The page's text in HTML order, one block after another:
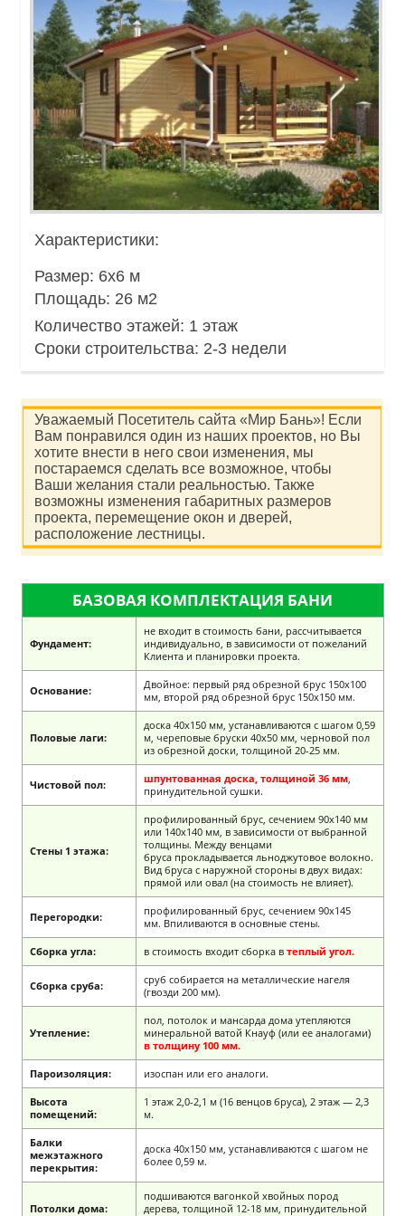
Характеристики:
Размер: 6х6 м
Площадь: 26 м2
Количество этажей: 1 этаж
Сроки строительства: 2-3 недели
Уважаемый Посетитель сайта «Мир Бань»! Если
Вам понравился один из наших проектов, но Вы
хотите внести в него свои изменения, мы
постараемся сделать все возможное, чтобы
Ваши желания стали реальностью. Также
возможны изменения габаритных размеров
проекта, перемещение окон и дверей,
расположение лестницы.
БАЗОВАЯ КОМПЛЕКТАЦИЯ БАНИ
Фундамент:
не входит в стоимость бани, рассчитывается
индивидуально, в зависимости от пожеланий
Клиента и планировки проекта.
Основание:
Двойное: первый ряд обрезной брус 150х100
мм, второй ряд обрезной брус 150х150 мм.
Половые лаги:
доска 40х150 мм, устанавливаются с шагом 0,59
м, череповые бруски 40х50 мм, черновой пол
из обрезной доски, толщиной 20-25 мм.
Чистовой пол: шпунтованная доска, толщиной 36 мм,
принудительной сушки.
Стены 1 этажа:
профилированный брус, сечением 90х140 мм
или 140х140 мм, в зависимости от выбранной
толщины. Между венцами
бруса прокладывается льноджутовое волокно.
Вид бруса с наружной стороны в двух видах:
прямой или овал (на стоимость не влияет).
Перегородки:
профилированный брус, сечением 90х145
мм. Впиливаются в основные стены.
Сборка угла: в стоимость входит сборка в теплый угол.
Сборка сруба:
сруб собирается на металлические нагеля
(гвозди 200 мм).
Утепление:
пол, потолок и мансарда дома утепляются
минеральной ватой Кнауф (или ее аналогами)
в толщину 100 мм.
Пароизоляция: изоспан или его аналоги.
Высота
помещений:
1 этаж 2,0-2,1 м (16 венцов бруса), 2 этаж — 2,3
м.
Балки
межэтажного
перекрытия:
доска 40х150 мм, устанавливаются с шагом не
более 0,59 м.
Потолки дома:
подшиваются вагонкой хвойных пород
дерева, толщиной 12-18 мм, принудительной